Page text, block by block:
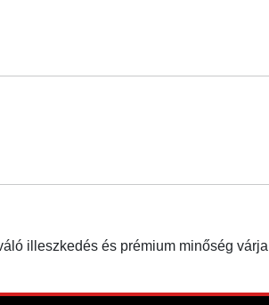
illeszkedés és prémium minőség várja